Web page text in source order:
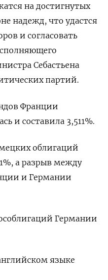
на достигнутых
надежд, что удастся
и согласовать
Себастьена
партий.
Франции
и составила 3,511%.
облигаций
а разрыв между
и Германии
Германии
языке